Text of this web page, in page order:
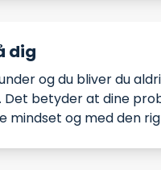
dig
og du bliver du
Det betyder at dine
mindset og med den